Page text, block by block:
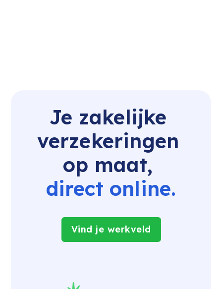
Je zakelijke
verzekeringen
op maat,
direct online.
Vind je werkveld